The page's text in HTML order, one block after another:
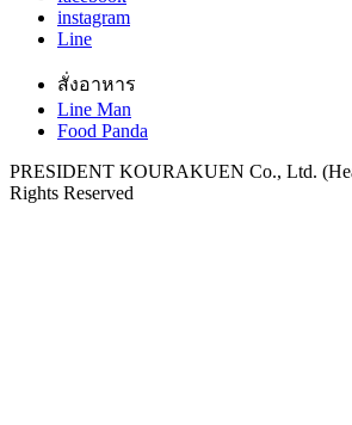
instagram
Line
สั่งอาหาร
Line Man
Food Panda
PRESIDENT KOURAKUEN Co., Ltd.
Rights Reserved